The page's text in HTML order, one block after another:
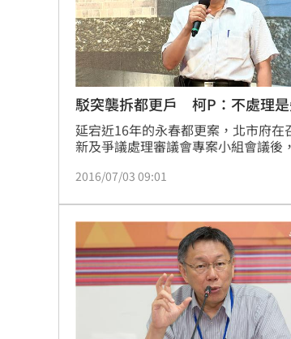
20:31
LIVE三立+24小時直播 15:27
三立iNEWS新聞台線上直播
台彩父親節推新刮刮樂千萬頭
商場戰國來臨 台中「頂奢大
「拍片人的多重宇宙」職涯論
8國球員齊聚高雄 Formosa
理想混蛋號召粉絲跨海追星
駁突襲拆都更戶 柯P：不處理
延宕近16年的永春都更案，北市府在
新及爭議處理審議會專案小組會議後
發王家不滿。對此，台北市長柯文哲
行，若擺10多年不處理，這是政府失
2016/07/03 09:01